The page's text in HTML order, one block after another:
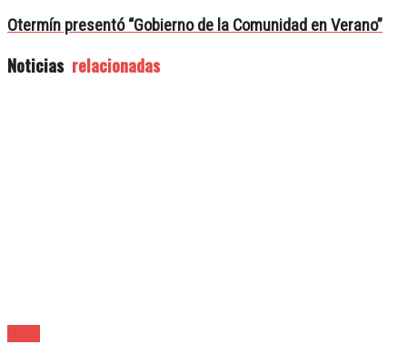
Otermín presentó “Gobierno de la Comunidad en Verano”
Noticias relacionadas